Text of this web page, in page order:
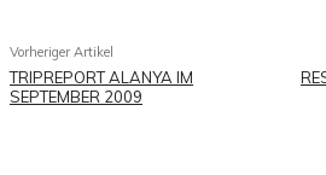
Vorheriger Artikel
TRIPREPORT ALANYA IM
SEPTEMBER 2009